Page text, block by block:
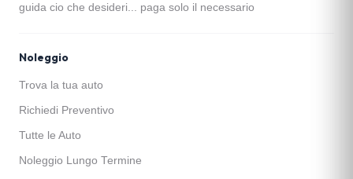
guida cio che desideri... paga solo il necessario
Noleggio
Trova la tua auto
Richiedi Preventivo
Tutte le Auto
Noleggio Lungo Termine